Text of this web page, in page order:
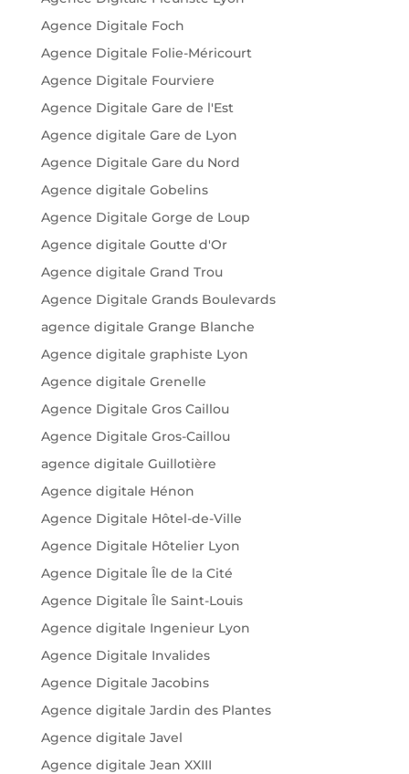
Agence Digitale Foch
Agence Digitale Folie-Méricourt
Agence Digitale Fourviere
Agence Digitale Gare de l'Est
Agence digitale Gare de Lyon
Agence Digitale Gare du Nord
Agence digitale Gobelins
Agence Digitale Gorge de Loup
Agence digitale Goutte d'Or
Agence digitale Grand Trou
Agence Digitale Grands Boulevards
agence digitale Grange Blanche
Agence digitale graphiste Lyon
Agence digitale Grenelle
Agence Digitale Gros Caillou
Agence Digitale Gros-Caillou
agence digitale Guillotière
Agence digitale Hénon
Agence Digitale Hôtel-de-Ville
Agence Digitale Hôtelier Lyon
Agence Digitale Île de la Cité
Agence Digitale Île Saint-Louis
Agence digitale Ingenieur Lyon
Agence Digitale Invalides
Agence Digitale Jacobins
Agence digitale Jardin des Plantes
Agence digitale Javel
Agence digitale Jean XXIII